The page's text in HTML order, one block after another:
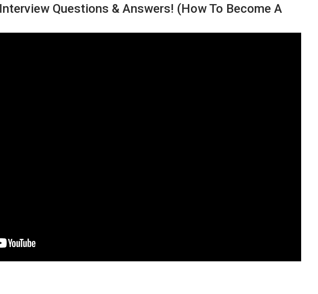
Questions & Answers! (How To Become A